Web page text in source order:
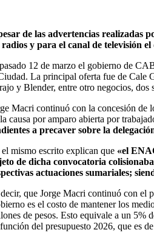
de las advertencias realizadas
radios y para el canal de televisión
12 de marzo el gobierno de
La principal oferta fue de Cale
y Blender, entre otro negocios,
Macri continuó con la concesión de
causa por amparo abierta por
a precaver sobre la
mismo escrito explican que «el
de dicha convocatoria
actuaciones sumariales;
que Jorge Macri continuó con el
es el costo de mantener los
de pesos. Esto equivale a un 5%
del presupuesto 2026, que es